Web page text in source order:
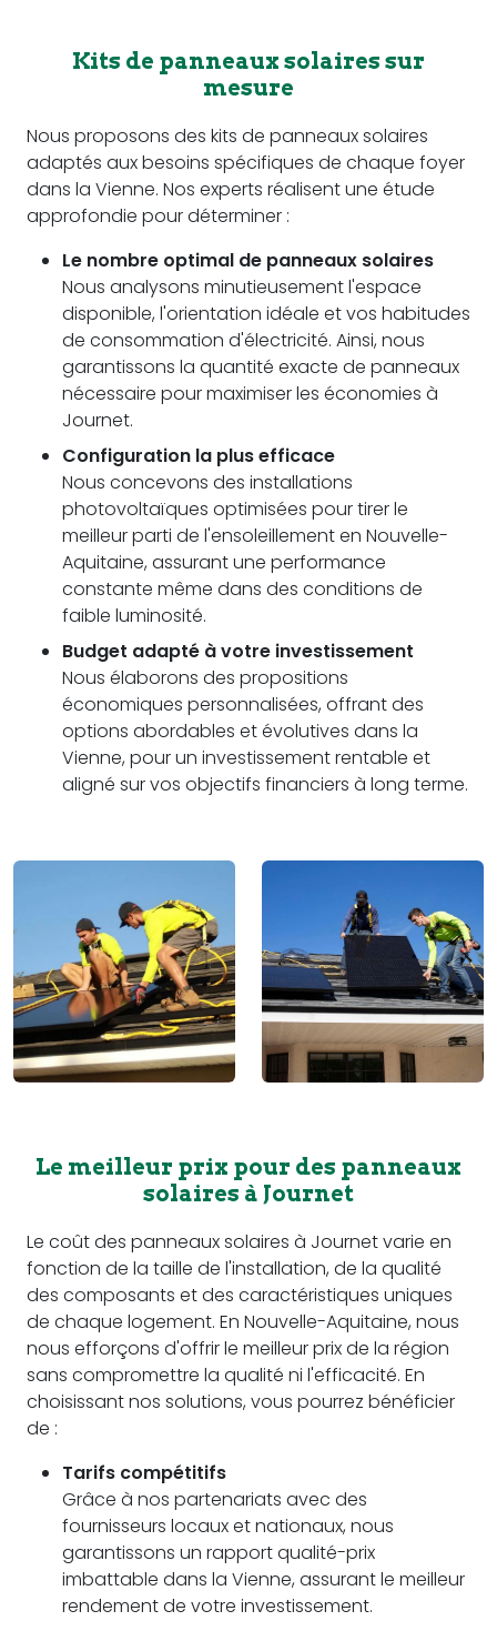
Kits de panneaux solaires sur
mesure
Nous proposons des kits de panneaux solaires
adaptés aux besoins spécifiques de chaque foyer
dans la Vienne. Nos experts réalisent une étude
approfondie pour déterminer :
Le nombre optimal de panneaux solaires
Nous analysons minutieusement l'espace
disponible, l'orientation idéale et vos habitudes
de consommation d'électricité. Ainsi, nous
garantissons la quantité exacte de panneaux
nécessaire pour maximiser les économies à
Journet.
Configuration la plus efficace
Nous concevons des installations
photovoltaïques optimisées pour tirer le
meilleur parti de l'ensoleillement en Nouvelle-
Aquitaine, assurant une performance
constante même dans des conditions de
faible luminosité.
Budget adapté à votre investissement
Nous élaborons des propositions
économiques personnalisées, offrant des
options abordables et évolutives dans la
Vienne, pour un investissement rentable et
aligné sur vos objectifs financiers à long terme.
Le meilleur prix pour des panneaux
solaires à Journet
Le coût des panneaux solaires à Journet varie en
fonction de la taille de l'installation, de la qualité
des composants et des caractéristiques uniques
de chaque logement. En Nouvelle-Aquitaine, nous
nous efforçons d'offrir le meilleur prix de la région
sans compromettre la qualité ni l'efficacité. En
choisissant nos solutions, vous pourrez bénéficier
de :
Tarifs compétitifs
Grâce à nos partenariats avec des
fournisseurs locaux et nationaux, nous
garantissons un rapport qualité-prix
imbattable dans la Vienne, assurant le meilleur
rendement de votre investissement.